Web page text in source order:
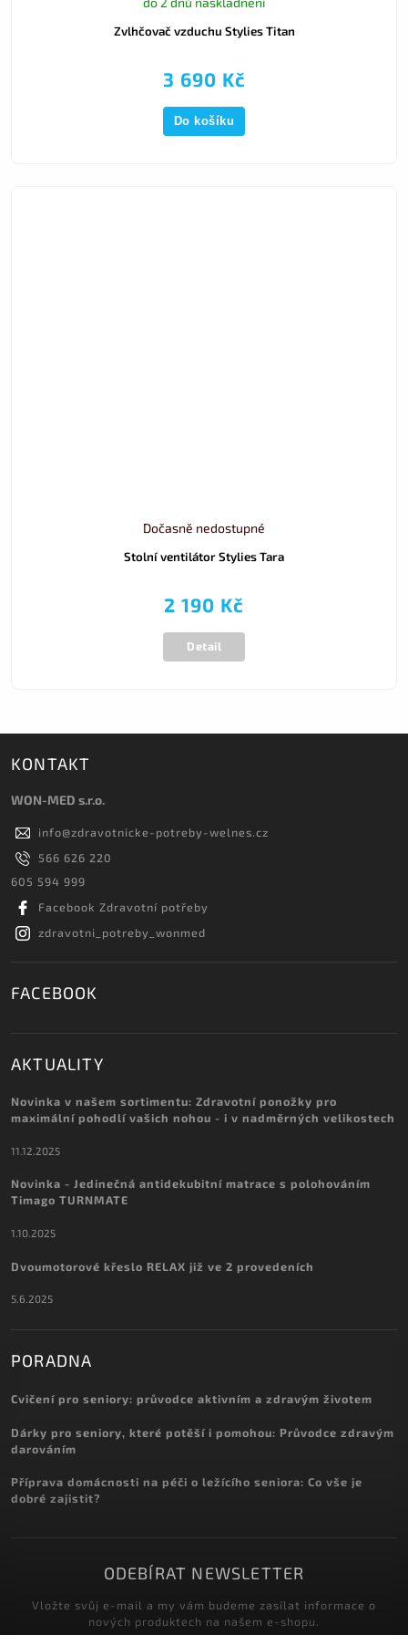
Zvlhčovač vzduchu Stylies Titan
3 690 Kč
Do košíku
Stolní ventilátor Stylies Tara
Dočasně nedostupné
2 190 Kč
Detail
KONTAKT
WON-MED s.r.o.
info@zdravotnicke-potreby-welnes.cz
566 626 220
605 594 999
Facebook Zdravotní potřeby
zdravotni_potreby_wonmed
FACEBOOK
AKTUALITY
Novinka v našem sortimentu: Zdravotní ponožky pro
maximální pohodlí vašich nohou - i v nadměrných velikostech
11.12.2025
Novinka - Jedinečná antidekubitní matrace s polohováním
Timago TURNMATE
1.10.2025
Dvoumotorové křeslo RELAX již ve 2 provedeních
5.6.2025
PORADNA
Cvičení pro seniory: průvodce aktivním a zdravým životem
Dárky pro seniory, které potěší i pomohou: Průvodce zdravým
darováním
Příprava domácnosti na péči o ležícího seniora: Co vše je
dobré zajistit?
ODEBÍRAT NEWSLETTER
Vložte svůj e-mail a my vám budeme zasílat informace o
nových produktech na našem e-shopu.